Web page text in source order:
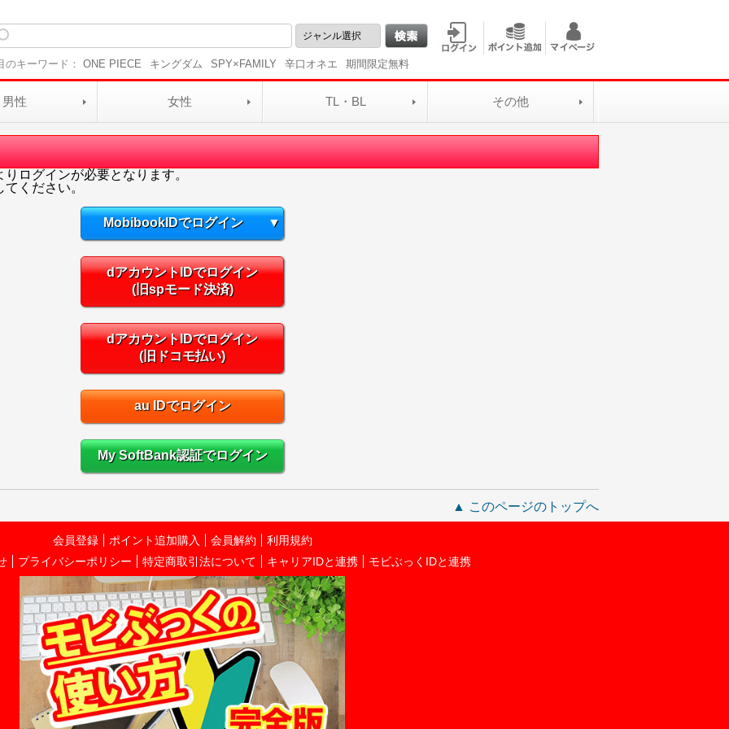
のキーワード： ONE PIECE キングダム SPY×FAMILY 辛口オネエ 期間限定無料
男性 女性 TL・BL その他
ログインが必要となります。
ください。
MobibookIDでログイン ▼
dアカウントIDでログイン
(旧spモード決済)
dアカウントIDでログイン
(旧ドコモ払い)
au IDでログイン
My SoftBank認証でログイン
▲ このページのトップへ
会員登録 ポイント追加購入 会員解約
利用規約
プライバシーポリシー 特定商取引法について キャリアIDと連携 モビぶっくIDと連携